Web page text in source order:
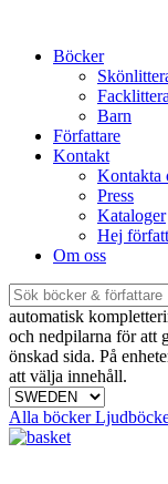
contentBöcker
Barn
Författare
Kontakt
Kontakta
Press
Kataloger
Hej
Om oss
Sök
böcker
&
författare
efter:
automatisk
och nedpilarna för att
önskad sida. På
att välja innehåll.
Alla böcker